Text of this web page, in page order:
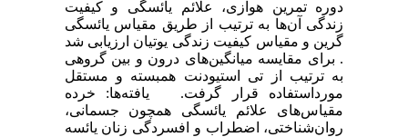
دوره تمرین هوازی، علائم یائسگی و کیفیت
زندگی آن‌ها به ترتیب از طریق مقیاس یائسگی
گرین و مقیاس کیفیت زندگی یوتیان ارزیابی شد
. برای مقایسه میانگین‌های درون و بین گروهی
به ترتیب از تی استیودنت همبسته و مستقل
مورداستفاده قرار گرفت. یافته‌ها: خرده
مقیاس‌های علائم یائسگی همچون جسمانی،
روان‌شناختی، اضطراب و افسردگی زنان یائسه